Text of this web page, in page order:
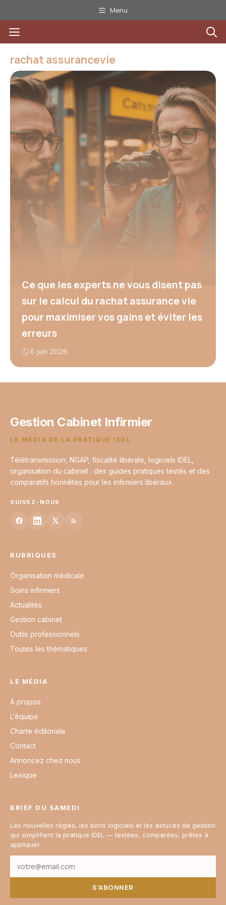
au
contenu
Menu
Menu
rachat assurancevie
Ce que les experts ne vous disent pas
sur le calcul du rachat assurance vie
pour maximiser vos gains et éviter les
erreurs
6 juin 2026
Gestion Cabinet Infirmier
LE MÉDIA DE LA PRATIQUE IDEL
Télétransmission, NGAP, fiscalité libérale, logiciels IDEL,
organisation du cabinet : des guides pratiques testés et des
comparatifs honnêtes pour les infirmiers libéraux.
SUIVEZ-NOUS
RUBRIQUES
Organisation médicale
Soins infirmiers
Actualités
Gestion cabinet
Outils professionnels
Toutes les thématiques
LE MÉDIA
À propos
L’équipe
Charte éditoriale
Contact
Annoncez chez nous
Lexique
BRIEF DU SAMEDI
Les nouvelles règles, les bons logiciels et les astuces de gestion
qui simplifient la pratique IDEL — testées, comparées, prêtes à
appliquer.
S’ABONNER